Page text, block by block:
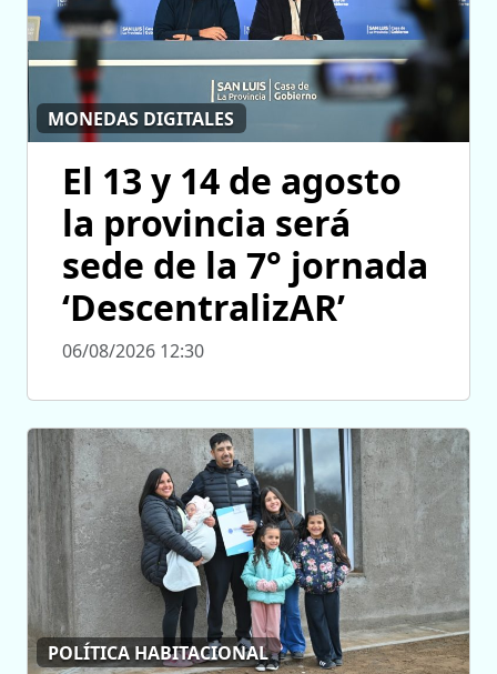
MONEDAS DIGITALES
El 13 y 14 de agosto
la provincia será
sede de la 7° jornada
‘DescentralizAR’
06/08/2026 12:30
POLÍTICA HABITACIONAL